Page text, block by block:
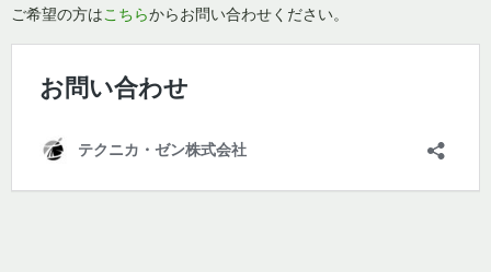
ご希望の方はこちらからお問い合わせください。